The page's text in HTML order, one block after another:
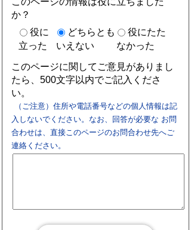
か？
役に
立った
どちらとも
いえない
役にたた
なかった
このページに関してご意見がありまし
たら、500文字以内でご記入くださ
い。
（ご注意）住所や電話番号などの個人情報は記
入しないでください。なお、回答が必要な お問
合わせは、直接このページのお問合わせ先へご
連絡ください。